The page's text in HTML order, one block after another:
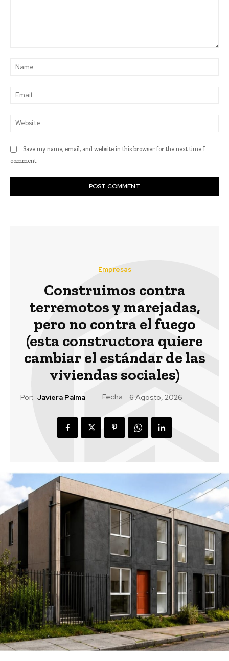
Save my name, email, and website in this browser for the next time I
comment.